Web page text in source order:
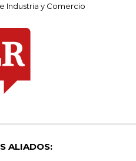
Industria y Comercio
ALIADOS: